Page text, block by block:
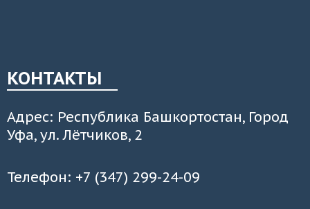
КОНТАКТЫ
Адрес: Республика Башкортостан, Город
Уфа, ул. Лётчиков, 2
Телефон: +7 (347) 299-24-09